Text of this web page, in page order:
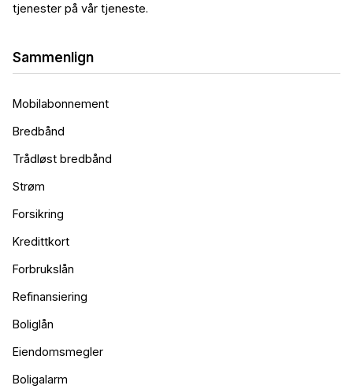
tjenester på vår tjeneste.
Sammenlign
Mobilabonnement
Bredbånd
Trådløst bredbånd
Strøm
Forsikring
Kredittkort
Forbrukslån
Refinansiering
Boliglån
Eiendomsmegler
Boligalarm